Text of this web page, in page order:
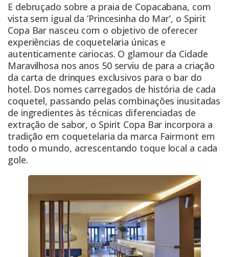
E debruçado sobre a praia de Copacabana, com
vista sem igual da ‘Princesinha do Mar’, o Spirit
Copa Bar nasceu com o objetivo de oferecer
experiências de coquetelaria únicas e
autenticamente cariocas. O glamour da Cidade
Maravilhosa nos anos 50 serviu de para a criação
da carta de drinques exclusivos para o bar do
hotel. Dos nomes carregados de história de cada
coquetel, passando pelas combinações inusitadas
de ingredientes às técnicas diferenciadas de
extração de sabor, o Spirit Copa Bar incorpora a
tradição em coquetelaria da marca Fairmont em
todo o mundo, acrescentando toque local a cada
gole.